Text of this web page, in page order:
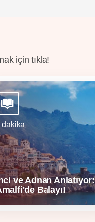
için tıkla!
dakika
ve Adnan Anlatıyor:
Balayı!